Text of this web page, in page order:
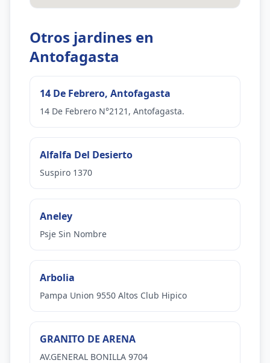
Otros jardines en
Antofagasta
14 De Febrero, Antofagasta
14 De Febrero N°2121, Antofagasta.
Alfalfa Del Desierto
Suspiro 1370
Aneley
Psje Sin Nombre
Arbolia
Pampa Union 9550 Altos Club Hipico
GRANITO DE ARENA
AV.GENERAL BONILLA 9704